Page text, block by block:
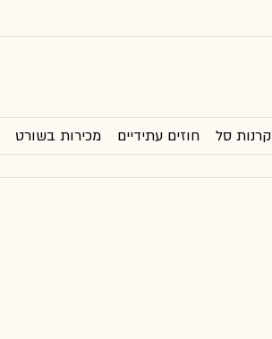
קרנות סל חוזים עתידיים מכירות בשורט